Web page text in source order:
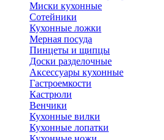
Миски кухонные
Сотейники
Кухонные ложки
Мерная посуда
Пинцеты и щипцы
Доски разделочные
Аксессуары кухонные
Гастроемкости
Кастрюли
Венчики
Кухонные вилки
Кухонные лопатки